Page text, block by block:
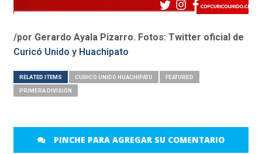
/por Gerardo Ayala Pizarro. Fotos: Twitter oficial de
Curicó Unido y Huachipato
RELATED ITEMS CURICO UNIDO HUACHIPATO FEATURED
PRIMERA DIVISIÓN
PINCHE PARA AGREGAR SU COMENTARIO